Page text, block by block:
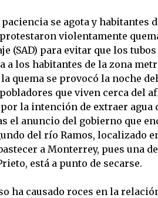
paciencia se agota y habitantes
violentamente
(SAD) para evitar que los
a los habitantes de la zona
quema se provocó la noche
que viven cerca del
la intención de extraer agua
el anuncio del gobierno que
del río Ramos, localizado
a Monterrey, pues una
está a punto de secarse.
ha causado roces en la